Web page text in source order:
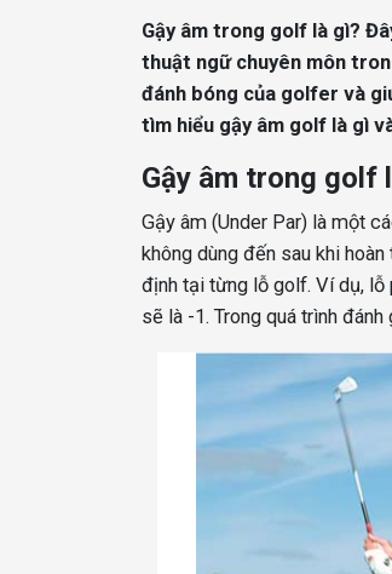
Gậy âm trong golf là gì?
thuật ngữ chuyên môn
đánh bóng của golfer và
tìm hiểu gậy âm golf là gì
Gậy âm trong golf
Gậy âm (Under Par) là một
không dùng đến sau khi
định tại từng lỗ golf. Ví dụ, lỗ
sẽ là -1. Trong quá trình